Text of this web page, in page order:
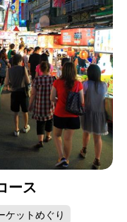
ース
ケットめぐり